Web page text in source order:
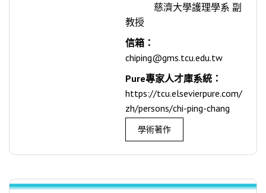
慈濟大學護理學系 副
教授
信箱：
chiping@gms.tcu.edu.tw
Pure專家人才庫系統：
https://tcu.elsevierpure.com/
zh/persons/chi-ping-chang
學術著作